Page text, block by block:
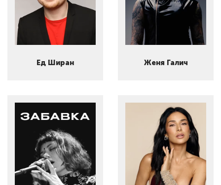
Ед Ширан Женя Галич